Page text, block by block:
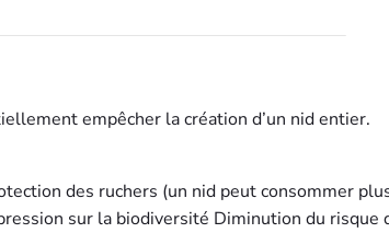
empêcher la création d’un nid entier.
des ruchers (un nid peut consommer
sur la biodiversité Diminution du risque